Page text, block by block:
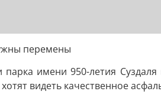
перемены
имени 950-летия
видеть качественное